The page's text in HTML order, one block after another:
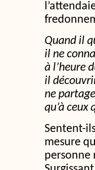
Quand il
il ne
à l’heure
il
ne
qu’à ceux
Sentent-
mesure
personne